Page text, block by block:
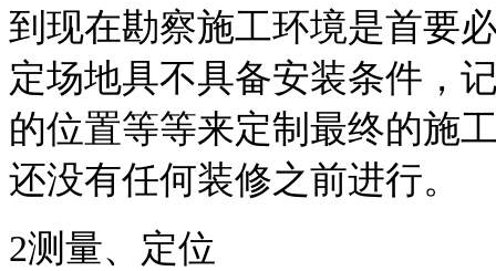
到现在勘察施工环境是首要
定场地具不具备安装条件，
的位置等等来定制最终的施
还没有任何装修之前进行。
2测量、定位